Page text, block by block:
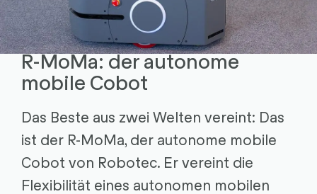
R-MoMa: der autonome
mobile Cobot
Das Beste aus zwei Welten vereint: Das
ist der R-MoMa, der autonome mobile
Cobot von Robotec. Er vereint die
Flexibilität eines autonomen mobilen